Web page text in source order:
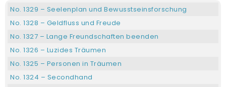
No. 1329 – Seelenplan und Bewusstseinsforschung
No. 1328 – Geldfluss und Freude
No. 1327 – Lange Freundschaften beenden
No. 1326 – Luzides Träumen
No. 1325 – Personen in Träumen
No. 1324 – Secondhand